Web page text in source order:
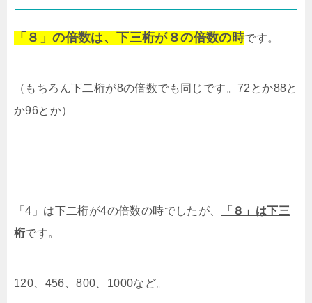
「８」の倍数は、下三桁が８の倍数の時です。
（もちろん下二桁が8の倍数でも同じです。72とか88と
か96とか）
「4」は下二桁が4の倍数の時でしたが、
「８」は下三
桁です。
120、456、800、1000など。